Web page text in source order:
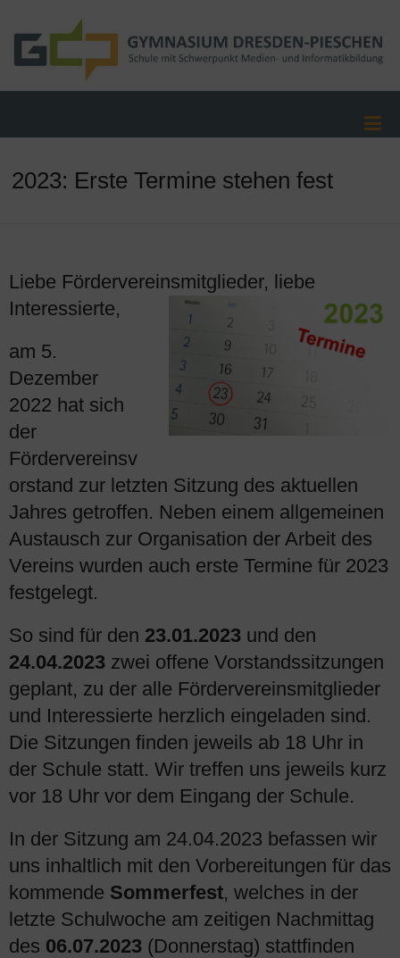
2023: Erste Termine stehen fest
Liebe Fördervereinsmitglieder, liebe
Interessierte,
am 5.
Dezember
2022 hat sich
der
Fördervereinsv
orstand zur letzten Sitzung des aktuellen
Jahres getroffen. Neben einem allgemeinen
Austausch zur Organisation der Arbeit des
Vereins wurden auch erste Termine für 2023
festgelegt.
So sind für den 23.01.2023 und den
24.04.2023 zwei offene Vorstandssitzungen
geplant, zu der alle Fördervereinsmitglieder
und Interessierte herzlich eingeladen sind.
Die Sitzungen finden jeweils ab 18 Uhr in
der Schule statt. Wir treffen uns jeweils kurz
vor 18 Uhr vor dem Eingang der Schule.
In der Sitzung am 24.04.2023 befassen wir
uns inhaltlich mit den Vorbereitungen für das
kommende Sommerfest, welches in der
letzte Schulwoche am zeitigen Nachmittag
des 06.07.2023 (Donnerstag) stattfinden